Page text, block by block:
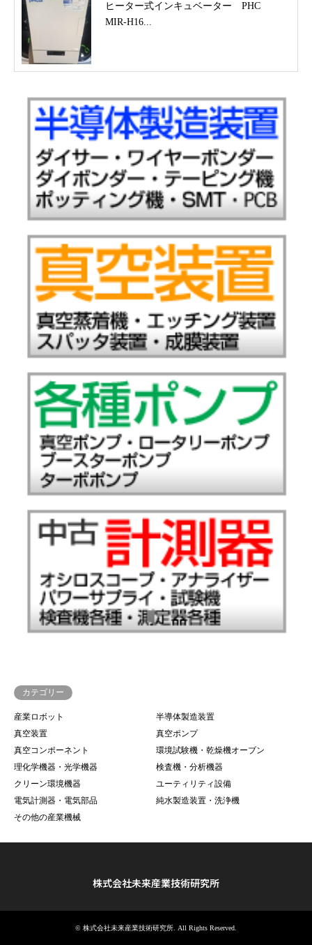
ヒーター式インキュベーター PHC
MIR-H16...
カテゴリー
産業ロボット
半導体製造装置
真空装置
真空ポンプ
真空コンポーネント
環境試験機・乾燥機オーブン
理化学機器・光学機器
検査機・分析機器
クリーン環境機器
ユーティリティ設備
電気計測器・電気部品
純水製造装置・洗浄機
その他の産業機械
株式会社未来産業技術研究所
© 株式会社未来産業技術研究所. All Rights Reserved.